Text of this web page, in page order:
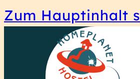
Zum Hauptinhalt